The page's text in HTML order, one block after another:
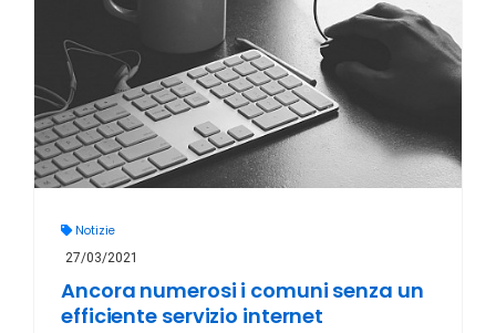
Notizie
27/03/2021
Ancora numerosi i comuni senza un
efficiente servizio internet